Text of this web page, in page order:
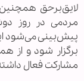
لایق‌برحق همچنین
مردمی در روز
پیش‌بینی می‌شود
برگزار شود و از
مشارکت فعال